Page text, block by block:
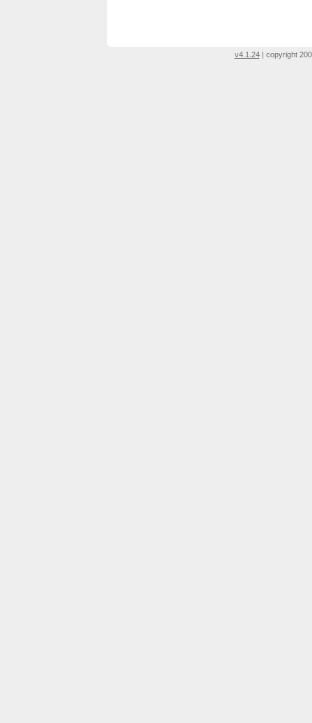
v4.1.24| copyright